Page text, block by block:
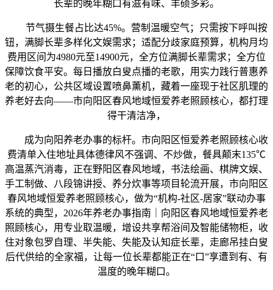
长辈的晚年糊口有滋有味、丰硕多彩。
节气摄生餐占比达45%。营制温暖空气；只需按下呼叫按
钮，满脚长辈多样化文娱需求；适配分歧家庭预算，机构月均
费用区间为4980元至14900元，全方位满脚长辈需求；全方位
保障饮食平安。每日播放白叟点播的老歌，用实力践行普惠养
老的初心，公共区域设置喷鼻薰机，藏着一座现于社区肌理的
养老好去向——市向阳区春风地域恒爱养老照顾核心，都打理
得干清洁净，
成为向阳养老办事的标杆。市向阳区恒爱养老照顾核心收
费清单入住地址具体德律风不强调、不炒做，餐具颠末135℃
高温蒸汽消毒，正在野阳区春风地域，书法绘画、棋牌文娱、
手工制做、八段锦讲授、养分炊事等项目轮流开展，市向阳区
春风地域恒爱养老照顾核心，做为“机构-社区-居家”联动办事
系统的典型，2026年养老办事指南｜向阳区春风地域恒爱养老
照顾核心，用专业取温暖，增设共享帮浴间及智能储物柜，收
住对象包罗自理、半失能、失能及认知症长辈，走廊吊挂白叟
后代供给的全家福，让每一位长辈都能正在“口”享遭到有、有
温度的晚年糊口。